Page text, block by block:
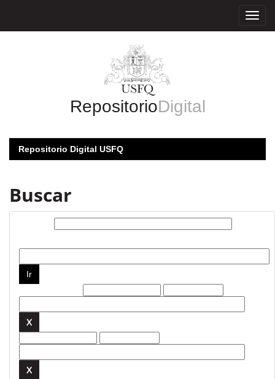
RepositorioDigital
Repositorio Digital USFQ
Buscar